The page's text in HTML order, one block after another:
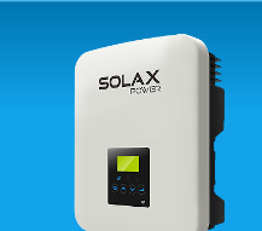
Solax FAQ
Lugar para intercambiar dudas sobre